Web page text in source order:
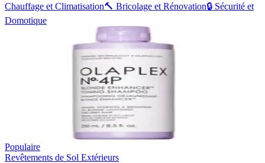
Chauffage et Climatisation🔨 Bricolage et Rénovation🔒 Sécurité et
Domotique
Populaire
Revêtements de Sol Extérieurs